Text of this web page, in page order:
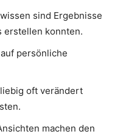
sind Ergebnisse
erstellen konnten.
persönliche
oft verändert
machen den